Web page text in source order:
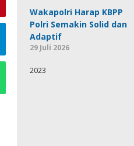
Wakapolri Harap KBPP
Polri Semakin Solid dan
Adaptif
29 Juli 2026
2023